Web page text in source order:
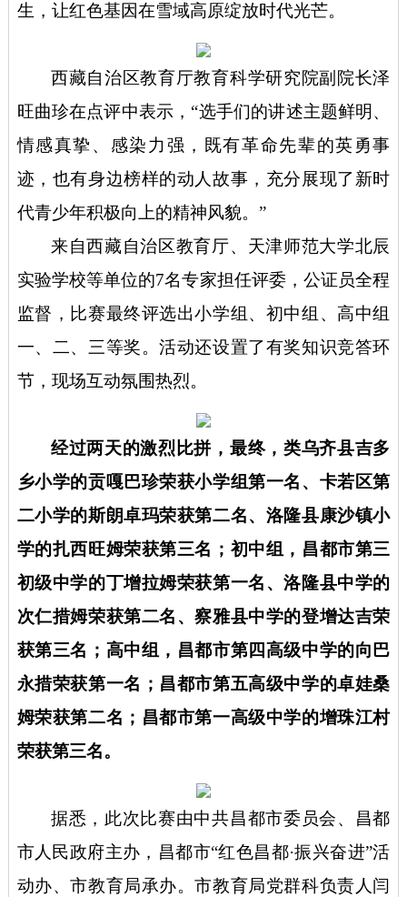
生，让红色基因在雪域高原绽放时代光芒。
西藏自治区教育厅教育科学研究院副院长泽
旺曲珍在点评中表示， “选手们的讲述主题鲜明、
情感真挚、感染力强，既有革命先辈的英勇事
迹，也有身边榜样的动人故事，充分展现了新时
代青少年积极向上的精神风貌。”
来自西藏自治区教育厅、天津师范大学北辰
实验学校等单位的7名专家担任评委，公证员全程
监督，比赛最终评选出小学组、初中组、高中组
一、二、三等奖。活动还设置了有奖知识竞答环
节，现场互动氛围热烈。
经过两天的激烈比拼，最终，类乌齐县吉多
乡小学的贡嘎巴珍荣获小学组第一名、卡若区第
二小学的斯朗卓玛荣获第二名、洛隆县康沙镇小
学的扎西旺姆荣获第三名；初中组，昌都市第三
初级中学的丁增拉姆荣获第一名、洛隆县中学的
次仁措姆荣获第二名、察雅县中学的登增达吉荣
获第三名；高中组，昌都市第四高级中学的向巴
永措荣获第一名；昌都市第五高级中学的卓娃桑
姆荣获第二名；昌都市第一高级中学的增珠江村
荣获第三名。
据悉， 此次比赛由中共昌都市委员会、昌都
市人民政府主办，昌都市“红色昌都·振兴奋进”活
动办、市教育局承办。市教育局党群科负责人闫